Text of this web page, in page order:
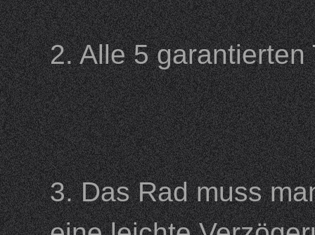
2. Alle 5
3. Das Rad muss